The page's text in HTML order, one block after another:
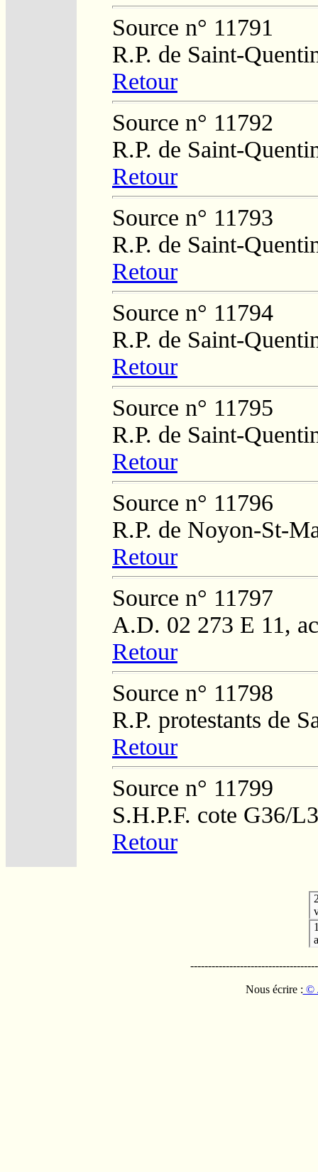
Source n° 11791
R.P. de Saint-
Retour
Source n° 11792
R.P. de Saint-
Retour
Source n° 11793
R.P. de Saint-
Retour
Source n° 11794
R.P. de Saint-
Retour
Source n° 11795
R.P. de Saint-
Retour
Source n° 11796
R.P. de Noyon-St-
Retour
Source n° 11797
A.D. 02 273 E 11,
Retour
Source n° 11798
R.P. protestants de
Retour
Source n° 11799
S.H.P.F. cote G36/L3
Retour
Nous écrire : ©